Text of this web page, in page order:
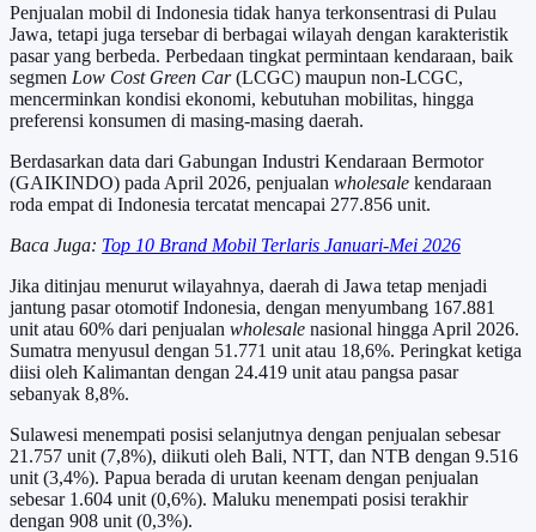
Penjualan mobil di Indonesia tidak hanya terkonsentrasi di Pulau
Jawa, tetapi juga tersebar di berbagai wilayah dengan karakteristik
pasar yang berbeda. Perbedaan tingkat permintaan kendaraan, baik
segmen Low Cost Green Car(LCGC) maupun non-LCGC,
mencerminkan kondisi ekonomi, kebutuhan mobilitas, hingga
preferensi konsumen di masing-masing daerah.
Berdasarkan data dari Gabungan Industri Kendaraan Bermotor
(GAIKINDO) pada April 2026, penjualan wholesale kendaraan
roda empat di Indonesia tercatat mencapai 277.856 unit.
Baca Juga: Top 10 Brand Mobil Terlaris Januari-Mei 2026
Jika ditinjau menurut wilayahnya, daerah di Jawa tetap menjadi
jantung pasar otomotif Indonesia, dengan menyumbang 167.881
unit atau 60% dari penjualan wholesale nasional hingga April 2026.
Sumatra menyusul dengan 51.771 unit atau 18,6%. Peringkat ketiga
diisi oleh Kalimantan dengan 24.419 unit atau pangsa pasar
sebanyak 8,8%.
Sulawesi menempati posisi selanjutnya dengan penjualan sebesar
21.757 unit (7,8%), diikuti oleh Bali, NTT, dan NTB dengan 9.516
unit (3,4%). Papua berada di urutan keenam dengan penjualan
sebesar 1.604 unit (0,6%). Maluku menempati posisi terakhir
dengan 908 unit (0,3%).